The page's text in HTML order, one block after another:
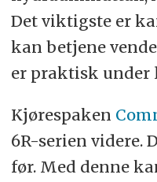
Det viktigste er
kan betjene
er praktisk under
Kjørespaken
6R-serien videre.
før. Med denne